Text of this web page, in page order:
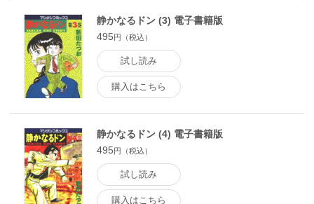
静かなるドン (3) 電子書籍版
495円（税込）
試し読み
購入はこちら
静かなるドン (4) 電子書籍版
495円（税込）
試し読み
購入はこちら